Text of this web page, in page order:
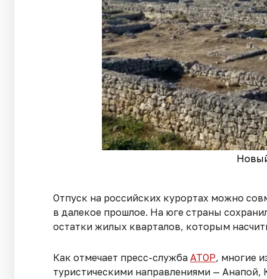
Отпуск на российских курортах можно
в далекое прошлое. На юге страны
остатки жилых кварталов, которым
Как отмечает пресс-службаАТОР, многие
туристическими направлениями —